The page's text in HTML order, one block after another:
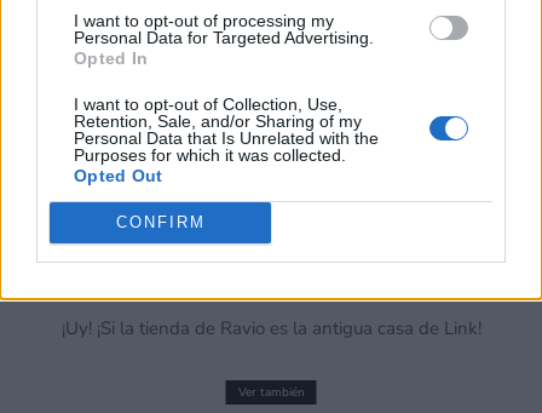
posible que continúe viendo anuncios basados en intereses
basados en la información personal utilizada por nosotros o
en información personal divulgada a terceros antes de su
Puede optar por no participar en la divulgación adicional de
su información personal por parte de terceros en la Lista de
participantes intermedios de la IAB.
I want to opt-out of processing my
Personal Data for Targeted Advertising.
Opted In
I want to opt-out of Collection, Use,
Retention, Sale, and/or Sharing of my
Personal Data that Is Unrelated with the
Purposes for which it was collected.
Opted Out
CONFIRM
¡Uy! ¡Si la tienda de Ravio es la antigua casa de Link!
Ver también